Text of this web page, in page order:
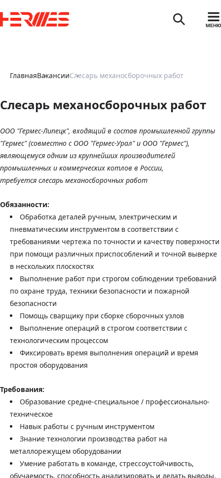
МЕНЮ
ГлавнаяВакансииСлесарь механосборочных работ
Слесарь механосборочных работ
ООО "Гермес-Липецк", входящий в состав промышленной группы
"Гермес" (совместно с ООО "Гермес-Урал" и ООО "Гермес"),
являющемуся одним из крупнейших производителей
промышленных и коммерческих котлов в России,
требуется слесарь механосборочных работ
Обязанности:
Обработка деталей ручным, электрическим и
пневматическим инструментом в соответствии с
требованиями чертежа по точности и качеству поверхности
при помощи различных приспособлений и точной выверке
в нескольких плоскостях
Выполнение работ при строгом соблюдении требований
по охране труда, техники безопасности и пожарной
безопасности
Помощь сварщику при сборке сборочных узлов
Выполнение операций в строгом соответствии с
технологическим процессом
Фиксировать время выполнения операций и время
простоя оборудования
Требования:
Образование средне-специальное / профессионально-
техническое
Навык работы с ручным инструментом
Знание технологии производства работ на
металлорежущем оборудовании
Умение работать в команде, стрессоустойчивость,
обучаемость, способность анализировать и делать выводы,